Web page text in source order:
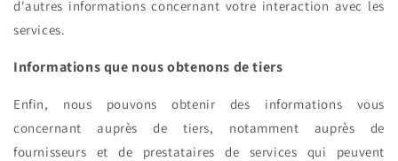
d'autres informations concernant votre interaction avec les
services.
Informations que nous obtenons de tiers
Enfin, nous pouvons obtenir des informations vous
concernant auprès de tiers, notamment auprès de
fournisseurs et de prestataires de services qui peuvent